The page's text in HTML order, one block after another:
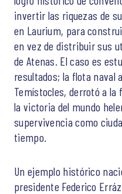
invertir las riquezas de
en Laurium, para
en vez de distribuir sus
de Atenas. El caso es
resultados; la flota naval
Temístocles, derrotó a
la victoria del mundo
supervivencia como
tiempo.
Un ejemplo histórico
presidente Federico